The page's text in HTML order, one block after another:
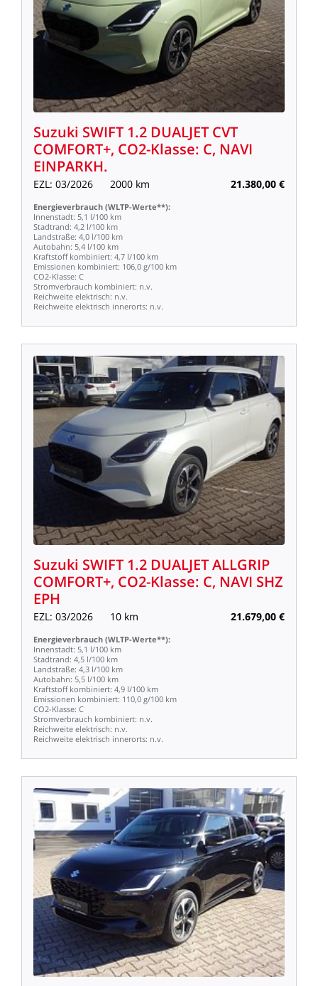
Suzuki SWIFT 1.2 DUALJET CVT
COMFORT+, CO2-Klasse: C, NAVI
EINPARKH.
EZL: 03/2026 2000 km 21.380,00 €
Energieverbrauch (WLTP-Werte**):
Innenstadt: 5,1 l/100 km
Stadtrand: 4,2 l/100 km
Landstraße: 4,0 l/100 km
Autobahn: 5,4 l/100 km
Kraftstoff kombiniert: 4,7 l/100 km
Emissionen kombiniert: 106,0 g/100 km
CO2-Klasse: C
Stromverbrauch kombiniert: n.v.
Reichweite elektrisch: n.v.
Reichweite elektrisch innerorts: n.v.
Suzuki SWIFT 1.2 DUALJETALLGRIP
COMFORT+, CO2-Klasse: C, NAVI SHZ
EPH
EZL: 03/2026 10 km 21.679,00 €
Energieverbrauch (WLTP-Werte**):
Innenstadt: 5,1 l/100 km
Stadtrand: 4,5 l/100 km
Landstraße: 4,3 l/100 km
Autobahn: 5,5 l/100 km
Kraftstoff kombiniert: 4,9 l/100 km
Emissionen kombiniert: 110,0 g/100 km
CO2-Klasse: C
Stromverbrauch kombiniert: n.v.
Reichweite elektrisch: n.v.
Reichweite elektrisch innerorts: n.v.